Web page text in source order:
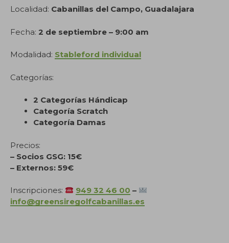
Localidad: Cabanillas del Campo, Guadalajara
Fecha: 2 de septiembre – 9:00 am
Modalidad: Stableford individual
Categorías:
2 Categorías Hándicap
Categoría Scratch
Categoría Damas
Precios:
– Socios GSG: 15€
– Externos: 59€
Inscripciones: 949 32 46 00 –
info@greensiregolfcabanillas.es